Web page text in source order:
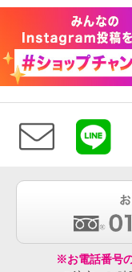
※お電話番号